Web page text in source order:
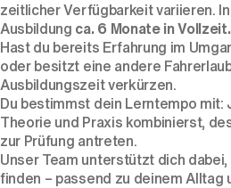
zeitlicher Verfügbarkeit variieren.
Ausbildung ca. 6 Monate in Vollzeit.
Hast du bereits Erfahrung im
oder besitzt eine andere
Ausbildungszeit verkürzen.
Du bestimmst dein Lerntempo mit:
Theorie und Praxis kombinierst,
zur Prüfung antreten.
Unser Team unterstützt dich
finden – passend zu deinem Alltag